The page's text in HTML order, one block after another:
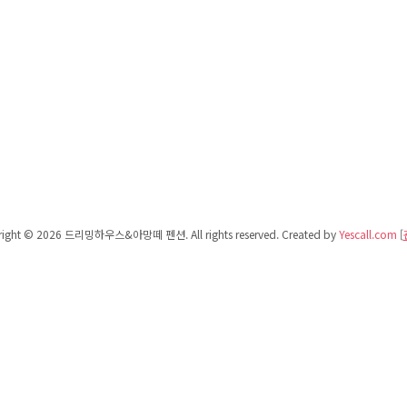
© 2026 드리밍하우스&아망떼 펜션. All rights reserved. Created byYescall.com [